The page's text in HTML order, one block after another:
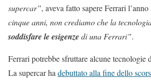
supercar”, aveva fatto sapere Ferrari l’anno
cinque anni, non crediamo che la
soddisfare le esigenzedi una Ferrari”.
Ferrari potrebbe sfruttare alcune tecnologie
La supercar ha debuttato alla fine dello